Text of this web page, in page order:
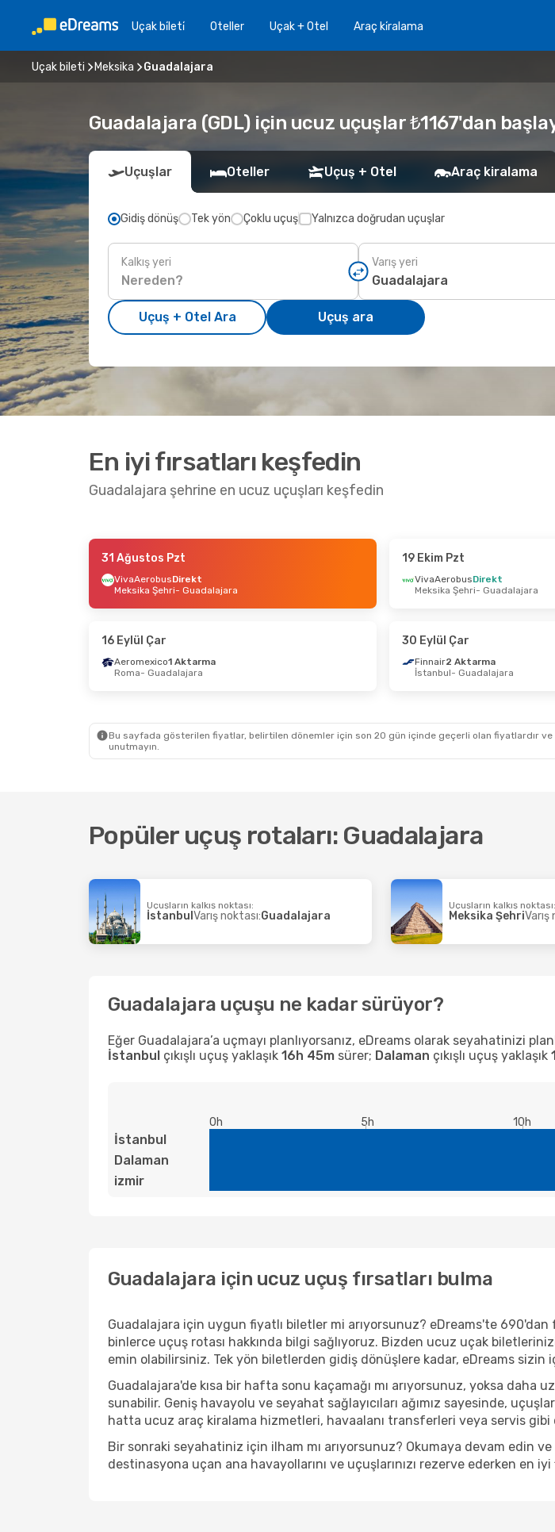
Uçak bi̇leti̇ Oteller Uçak + Otel Araç ki̇ralama
Uçak bileti Meksika Guadalajara
Guadalajara (GDL) için ucuz uçuşlar ₺1167'dan
Uçuşlar Oteller Uçuş + Otel Araç kiralama
Gidiş dönüş Tek yön Çoklu uçuş Yalnızca doğrudan uçuşlar
Kalkış yeri Varış yeri
Uçuş + Otel Ara Uçuş ara
En iyi fırsatları keşfedin
Guadalajara şehrine en ucuz uçuşları keşfedin
- 4 Eylül Cum
Meksiko - Toluca
Meksika Şehri
- 13 Eylül Paz
- İstanbul
31 Ağustos Pzt
VivaAerobusDirekt
Meksika Şehri- Guadalajara
19 Ekim Pzt
VivaAerobusDirekt
Meksika Şehri- Guadalajara
16 Eylül Çar
Aeromexico1 Aktarma
Roma- Guadalajara
30 Eylül Çar
Finnair2 Aktarma
İstanbul- Guadalajara
Bu sayfada gösterilen fiyatlar, belirtilen dönemler için son 20 gün içinde geçerli olan fiyatlardır
unutmayın.
Popüler uçuş rotaları: Guadalajara
Uçuşların kalkış noktası:
İstanbul Varış noktası:Guadalajara
Uçuşların kalkış noktası:
Meksika ŞehriVarış
Guadalajara uçuşu ne kadar sürüyor?
Eğer Guadalajara’a uçmayı planlıyorsanız, eDreams olarak seyahatinizi
İstanbul çıkışlı uçuş yaklaşık 16h 45m sürer; Dalaman çıkışlı uçuş yaklaşık
İstanbul
Dalaman
izmir
0h 5h 10h
Guadalajara için ucuz uçuş fırsatları bulma
Guadalajara için uygun fiyatlı biletler mi arıyorsunuz? eDreams'te
binlerce uçuş rotası hakkında bilgi sağlıyoruz. Bizden ucuz uçak
emin olabilirsiniz. Tek yön biletlerden gidiş dönüşlere kadar, eDreams sizin
Guadalajara'de kısa bir hafta sonu kaçamağı mı arıyorsunuz, yoksa daha
sunabilir. Geniş havayolu ve seyahat sağlayıcıları ağımız sayesinde,
hatta ucuz araç kiralama hizmetleri, havaalanı transferleri veya servis gibi
Bir sonraki seyahatiniz için ilham mı arıyorsunuz? Okumaya devam edin
destinasyona uçan ana havayollarını ve uçuşlarınızı rezerve ederken en